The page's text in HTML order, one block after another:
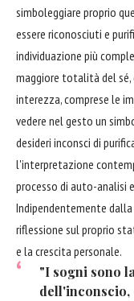
simboleggiare proprio
essere riconosciuti e
individuazione più
maggiore totalità del
interezza, comprese le
vedere nel gesto un
desideri inconsci di
l'interpretazione
processo di auto-analisi
Indipendentemente
riflessione sul proprio
e la crescita personale.
"I sogni sono
dell'inconscio,